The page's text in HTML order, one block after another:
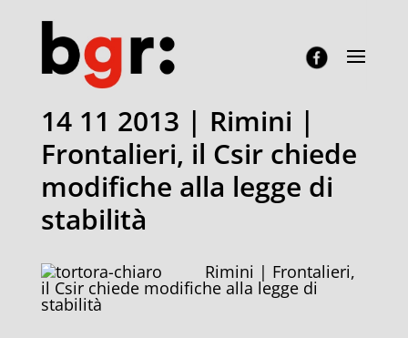
14 11 2013 | Rimini |
Frontalieri, il Csir chiede
modifiche alla legge di
stabilità
Rimini | Frontalieri,
il Csir chiede modifiche alla legge di
stabilità